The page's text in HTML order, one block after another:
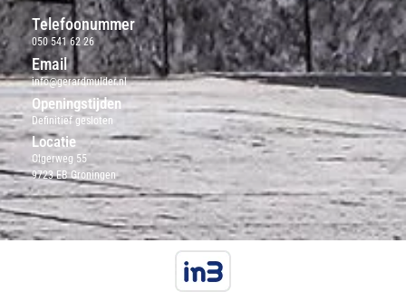
Telefoonummer
050 541 62 26
Email
info@gerardmulder.nl
Openingstijden
Definitief gesloten
Locatie
Olgerweg 55
9723 EB Groningen